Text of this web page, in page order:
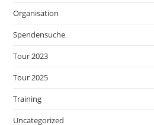
Organisation
Spendensuche
Tour 2023
Tour 2025
Training
Uncategorized